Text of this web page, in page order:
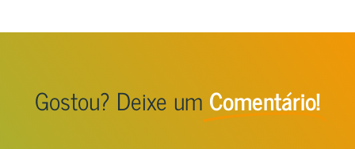
Gostou? Deixe um Comentário!